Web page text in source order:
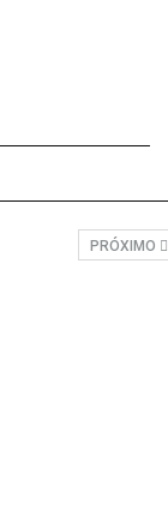
PRÓXIMO